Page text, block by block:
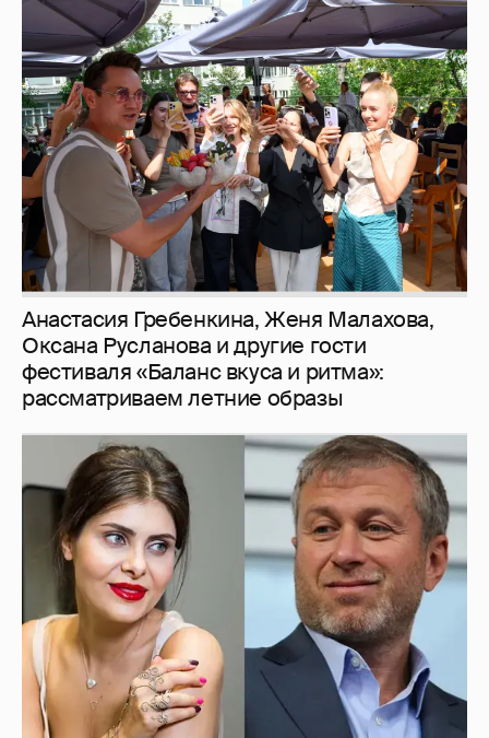
Анастасия Гребенкина, Женя Малахова,
Оксана Русланова и другие гости
фестиваля «Баланс вкуса и ритма»:
рассматриваем летние образы
И снова невеста 357